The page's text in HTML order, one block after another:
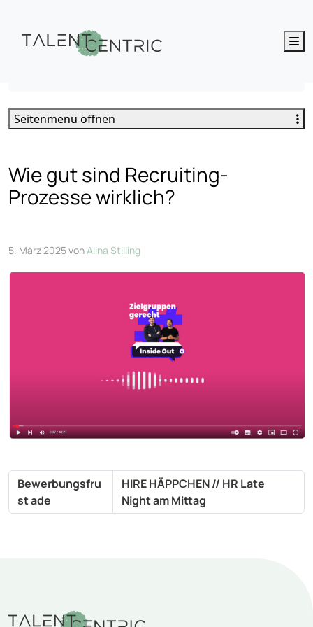
Wie gut sind Recruiting-
Prozesse wirklich?
5. März 2025vonAlina Stilling
Bewerbungsfru
st ade
HIRE HÄPPCHEN // HR Late
Night am Mittag
Seitenmenü öffnen